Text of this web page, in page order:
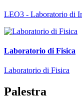
LEO3 - Laboratorio di
Laboratorio di Fisica
Laboratorio di Fisica
Palestra